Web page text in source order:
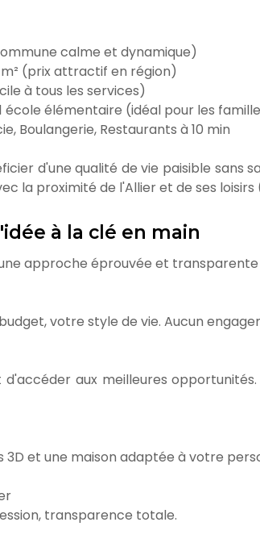
calme et dynamique)
(prix attractif en région)
à tous les services)
école élémentaire (idéal pour les
Boulangerie, Restaurants à 10 min
d'une qualité de vie paisible sans
la proximité de l'Allier et de ses
à la clé en main
approche éprouvée et transparente
votre style de vie. Aucun
aux meilleures
et une maison adaptée à votre
transparence totale.